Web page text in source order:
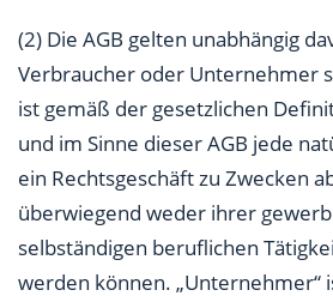
(2) Die AGB gelten unabhängig
Verbraucher oder Unternehmer
ist gemäß der gesetzlichen
und im Sinne dieser AGB jede
ein Rechtsgeschäft zu Zwecken
überwiegend weder ihrer
selbständigen beruflichen
werden können. „Unternehmer“